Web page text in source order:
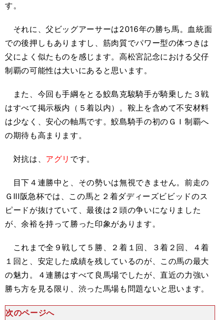
す。
それに、父ビッグアーサーは2016年の勝ち馬。血統面
での後押しもありますし、筋肉質でパワー型の体つきは
父によく似たものを感じます。高松宮記念における父仔
制覇の可能性は大いにあると思います。
また、今回も手綱をとる鮫島克駿騎手が騎乗した３戦
はすべて掲示板内（５着以内）。鞍上を含めて不安材料
は少なく、安心の軸馬です。鮫島騎手の初のＧＩ制覇へ
の期待も高まります。
対抗は、 アグリ です。
目下４連勝中と、その勢いは無視できません。前走の
ＧIII阪急杯では、この馬と２着ダディーズビビッドのス
ピードが抜けていて、最後は２頭の争いになりました
が、余裕を持って勝った印象があります。
これまで全９戦して５勝、２着１回、３着２回、４着
１回と、安定した成績を残しているのが、この馬の最大
の魅力。４連勝はすべて良馬場でしたが、直近の力強い
勝ち方を見る限り、渋った馬場も問題ないと思います。
次のページへ